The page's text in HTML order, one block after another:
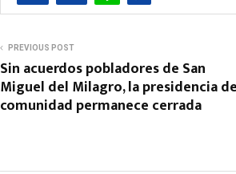
PREVIOUS POST
Sin acuerdos pobladores de San
Miguel del Milagro, la presidencia de
comunidad permanece cerrada